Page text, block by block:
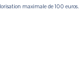
maximale de 100 euros.